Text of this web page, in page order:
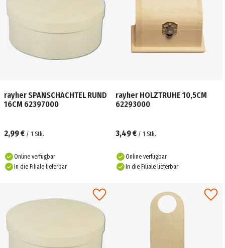
rayher SPANSCHACHTEL RUND
16CM 62397000
2,99 € / 1 Stk.
Online verfügbar
In die Filiale lieferbar
rayher HOLZTRUHE 10,5CM
62293000
3,49 € / 1 Stk.
Online verfügbar
In die Filiale lieferbar